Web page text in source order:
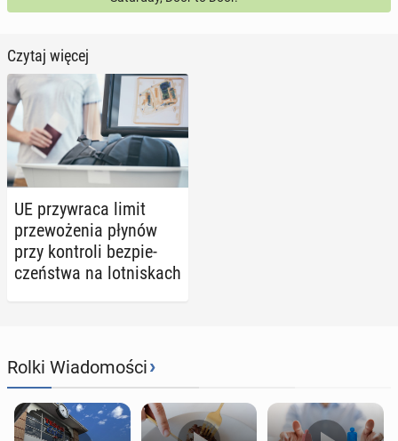
Czytaj więcej
UE przy­wra­ca limit
prze­wo­że­nia płynów
przy kon­tro­li bez­pie­
czeń­stwa na lot­ni­skach
Rolki Wiadomości›